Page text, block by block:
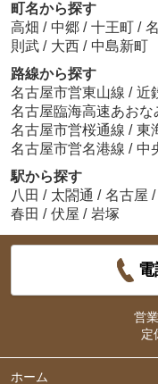
町名から探す
高畑 / 中郷 / 十王町 /
則武 / 大西 / 中島新町
路線から探す
名古屋市営東山線 / 近
名古屋臨海高速あおな
名古屋市営桜通線 / 東
名古屋市営名港線 / 中
駅から探す
八田 / 太閤通 / 名古屋 /
春田 / 伏屋 / 岩塚
営
定
ホーム